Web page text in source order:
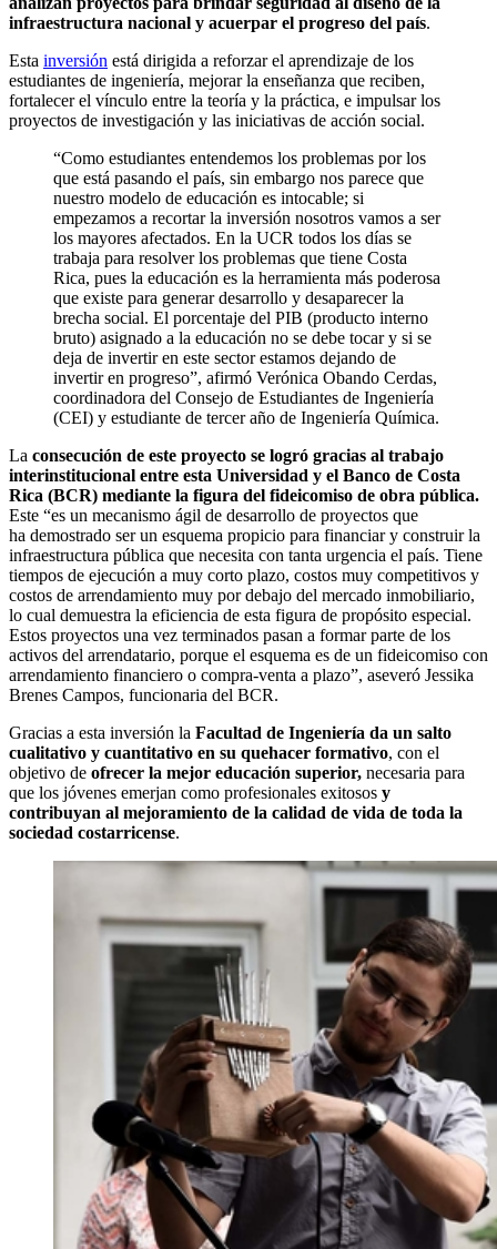
infraestructura nacional y acuerpar el progreso del país.
Esta inversión está dirigida a reforzar el aprendizaje de los
estudiantes de ingeniería, mejorar la enseñanza que reciben,
fortalecer el vínculo entre la teoría y la práctica, e impulsar los
proyectos de investigación y las iniciativas de acción social.
“Como estudiantes entendemos los problemas por los
que está pasando el país, sin embargo nos parece que
nuestro modelo de educación es intocable; si
empezamos a recortar la inversión nosotros vamos a ser
los mayores afectados. En la UCR todos los días se
trabaja para resolver los problemas que tiene Costa
Rica, pues la educación es la herramienta más poderosa
que existe para generar desarrollo y desaparecer la
brecha social. El porcentaje del PIB (producto interno
bruto) asignado a la educación no se debe tocar y si se
deja de invertir en este sector estamos dejando de
invertir en progreso”, afirmó Verónica Obando Cerdas,
coordinadora del Consejo de Estudiantes de Ingeniería
(CEI) y estudiante de tercer año de Ingeniería Química.
La consecución de este proyecto se logró gracias al trabajo
interinstitucional entre esta Universidad y el Banco de Costa
Rica (BCR) mediante la figura del fideicomiso de obra pública.
Este “es un mecanismo ágil de desarrollo de proyectos que
ha demostrado ser un esquema propicio para financiar y construir la
infraestructura pública que necesita con tanta urgencia el país. Tiene
tiempos de ejecución a muy corto plazo, costos muy competitivos y
costos de arrendamiento muy por debajo del mercado inmobiliario,
lo cual demuestra la eficiencia de esta figura de propósito especial.
Estos proyectos una vez terminados pasan a formar parte de los
activos del arrendatario, porque el esquema es de un fideicomiso con
arrendamiento financiero o compra-venta a plazo”, aseveró Jessika
Brenes Campos, funcionaria del BCR.
Gracias a esta inversión la Facultad de Ingeniería da un salto
cualitativo y cuantitativo en su quehacer formativo, con el
objetivo de ofrecer la mejor educación superior, necesaria para
que los jóvenes emerjan como profesionales exitosos y
contribuyan al mejoramiento de la calidad de vida de toda la
sociedad costarricense.